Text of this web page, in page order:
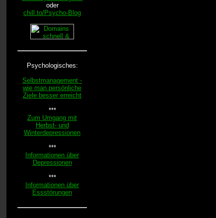
oder
chill.to/Psycho-Blog
Psychologisches:
Selbstmanagement -
wie man persönliche
Ziele besser erreicht
***
Zum Umgang mit
Herbst- und
Winterdepressionen
***
Informationen über
Depressionen
***
Informationen über
Essstörungen